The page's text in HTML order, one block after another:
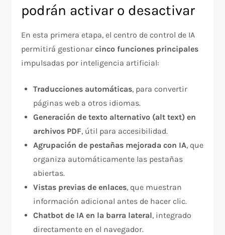
podrán activar o desactivar
En esta primera etapa, el centro de control de IA
permitirá gestionarcinco funciones principales
impulsadas por inteligencia artificial:
Traducciones automáticas, para convertir
páginas web a otros idiomas.
Generación de texto alternativo (alt text) en
archivos PDF, útil para accesibilidad.
Agrupación de pestañas mejorada con IA, que
organiza automáticamente las pestañas
abiertas.
Vistas previas de enlaces, que muestran
información adicional antes de hacer clic.
Chatbot de IA en la barra lateral, integrado
directamente en el navegador.